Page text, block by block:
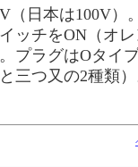
（日本は100V）
ッチをON（オ
プラグはOタイ
三つ又の2種類